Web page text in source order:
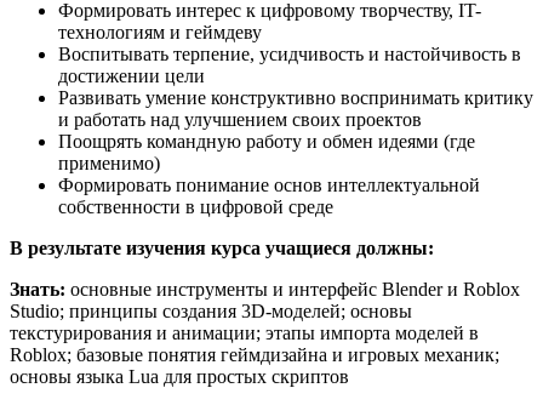
Формировать интерес к цифровому творчеству, IT-
технологиям и геймдеву
Воспитывать терпение, усидчивость и настойчивость в
достижении цели
Развивать умение конструктивно воспринимать критику
и работать над улучшением своих проектов
Поощрять командную работу и обмен идеями (где
применимо)
Формировать понимание основ интеллектуальной
собственности в цифровой среде
В результате изучения курса учащиеся должны:
Знать: основные инструменты и интерфейс Blender и Roblox
Studio; принципы создания 3D-моделей; основы
текстурирования и анимации; этапы импорта моделей в
Roblox; базовые понятия геймдизайна и игровых механик;
основы языка Lua для простых скриптов